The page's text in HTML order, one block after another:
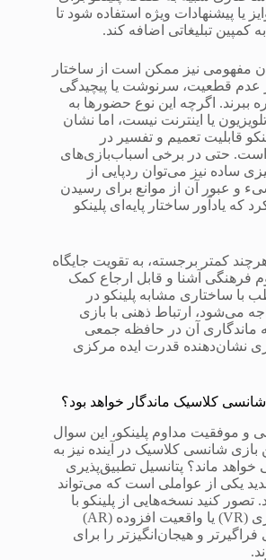
یا پیشنهادات ویژه استفاده شود تا
تبلیغاتی اضافه کند.
مفهومی نیز ممکن است از ساختار
عدم قطعیت، سرنوشت یا پیچیدگی
ببرند. اگرچه این نوع حضورها به
یا اینترنت نیست، اما نشان
قابلیت تعمیم و تفسیر در
حتی در برخی اسباب‌بازی‌های
ساده نیز می‌توان ردپایی از
و عبور آن از موانع برای رسیدن
یادآور ساختار پایه‌ای پلینکو
کمتر برجسته، به تقویت جایگاه
فرهنگی آشنا و قابل ارجاع کمک
با ساختاری مشابه پلینکو در
می‌شود، ارتباط ذهنی با بازی
ماندگاری آن در حافظه جمعی
نشان‌دهنده قدرت ایده مرکزی
شانسی کلاسیک ماندگار خواهد بود؟
و موفقیت مداوم پلینکو، این سوال
شانسی کلاسیک در آینده نیز به
خواهد ماند؟ پتانسیل تطبیق‌پذیری
یکی از عواملی است که می‌تواند
کنید نسخه‌هایی از پلینکو با
استفاده از واقعیت مجازی (VR) یا واقعیت افزوده (AR)
و هیجان‌انگیزتر را برای